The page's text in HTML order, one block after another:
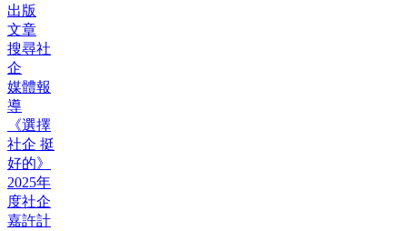
出版
文章
搜尋社
企
媒體報
導
《選擇
社企 挺
好的》
2025年
度社企
嘉許計